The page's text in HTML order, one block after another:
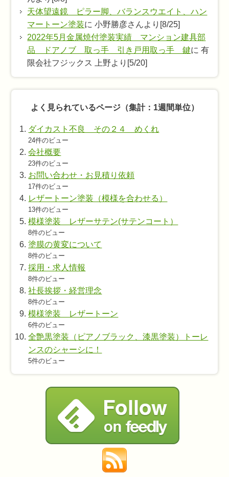
天体望遠鏡 ピラー脚、バランスウエイト、ハン
マートーン塗装に 小野勝彦さんより[8/25]
2022年5月金属焼付塗装実績 マンション建具部
品 ドアノブ 取っ手 引き戸用取っ手 鍵に 有
限会社フジックス 上野より[5/20]
よく見られているページ（集計：1週間単位）
ダイカスト不良 その２４ めくれ
24件のビュー
会社概要
23件のビュー
お問い合わせ・お見積り依頼
17件のビュー
レザートーン塗装（模様を合わせる）
13件のビュー
模様塗装 レザーサテン(サテンコート）
8件のビュー
塗膜の黄変について
8件のビュー
採用・求人情報
8件のビュー
社長挨拶・経営理念
8件のビュー
模様塗装 レザートーン
6件のビュー
全艶黒塗装（ピアノブラック、漆黒塗装）トーレ
ンスのシャーシに！
5件のビュー